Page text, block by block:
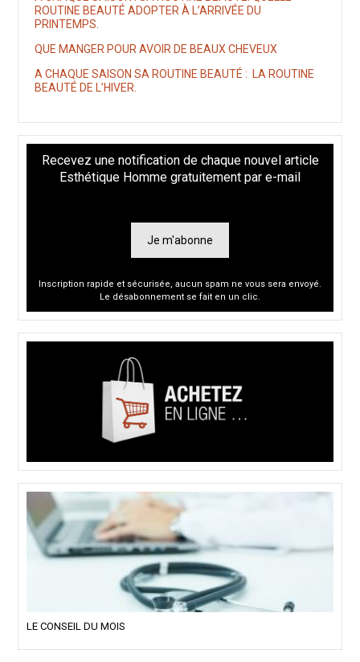
ROUTINE BEAUTÉ ADOPTER À L’ARRIVÉE DU
PRINTEMPS.
QUE MANGER POUR AVOIR DE BEAUX CHEVEUX
A CHAQUE SAISON SA ROUTINE BEAUTÉ : LA ROUTINE
BEAUTÉ DE L’HIVER.
Recevez une notification de chaque nouvel article
Esthétique Homme gratuitement par e-mail
Je m'abonne
Inscription rapide et sécurisée, aucun spam ne vous sera envoyé.
Le désabonnement se fait en un clic.
LE CONSEIL DU MOIS